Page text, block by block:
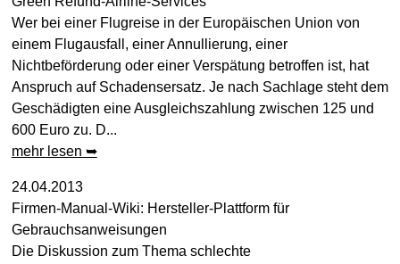
Wer bei einer Flugreise in der Europäischen Union von
einem Flugausfall, einer Annullierung, einer
Nichtbeförderung oder einer Verspätung betroffen ist, hat
Anspruch auf Schadensersatz. Je nach Sachlage steht dem
Geschädigten eine Ausgleichszahlung zwischen 125 und
600 Euro zu. D...
mehr lesen ➥
24.04.2013
Firmen-Manual-Wiki: Hersteller-Plattform für
Gebrauchsanweisungen
Die Diskussion zum Thema schlechte